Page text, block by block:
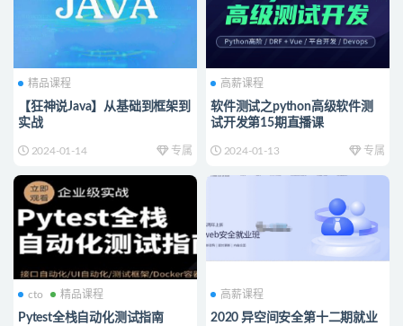
精品课程
【狂神说Java】从基础到框架到
实战
2024-01-14 专属
高薪课程
软件测试之python高级软件测
试开发第15期直播课
2024-01-13 专属
cto 精品课程
Pytest全栈自动化测试指南
高薪课程
2020 异空间安全第十二期就业